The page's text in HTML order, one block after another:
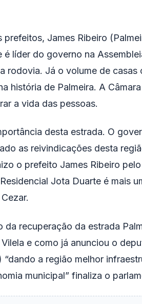
James Ribeiro
líder do governo na
rodovia. Já o volume de
história de Palmeira. A
a vida das pessoas.
desta estrada. O
as reivindicações desta
o prefeito James Ribeiro
Jota Duarte é mais
recuperação da estrada
e como já anunciou o
a região melhor
municipal” finaliza o